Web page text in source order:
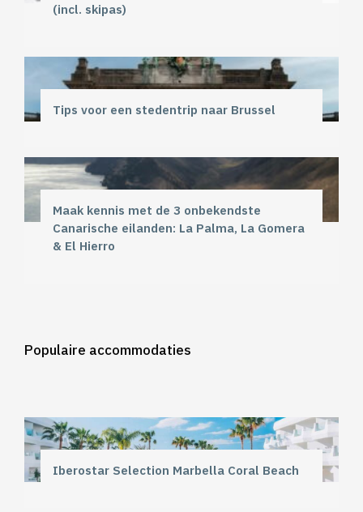
(incl. skipas)
Tips voor een stedentrip naar Brussel
Maak kennis met de 3 onbekendste
Canarische eilanden: La Palma, La Gomera
& El Hierro
Populaire accommodaties
Iberostar Selection Marbella Coral Beach